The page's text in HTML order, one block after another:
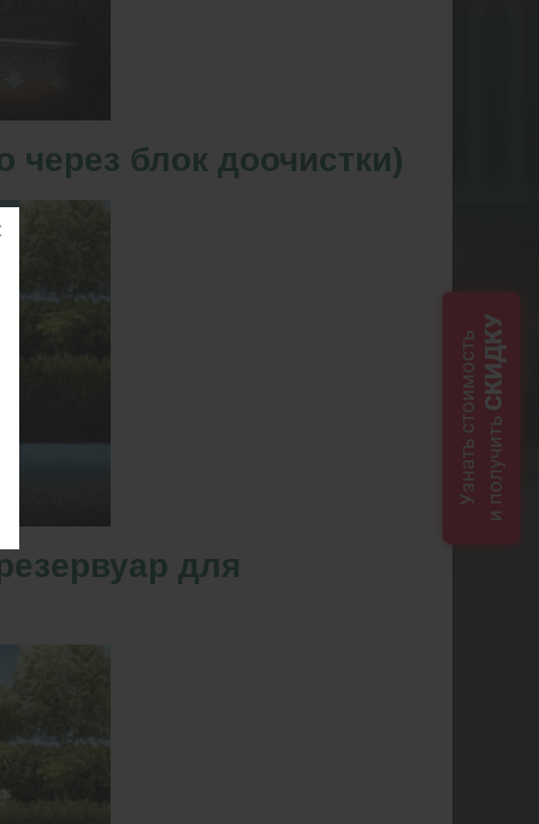
блок доочистки)
для
Узнать стоимостьи получить
СКИДКУ